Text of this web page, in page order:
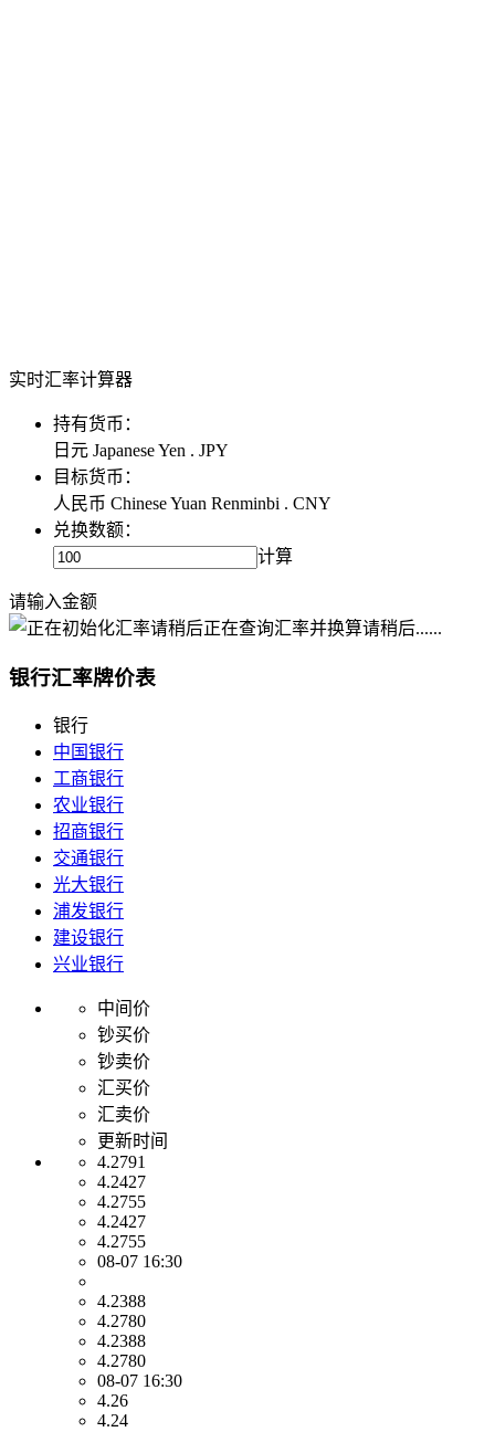
实时汇率计算器
持有货币：
日元 Japanese Yen . JPY
目标货币：
人民币 Chinese Yuan Renminbi . CNY
兑换数额：
计算
请输入金额
正在查询汇率并换算请稍后......
银行汇率牌价表
银行
中国银行
工商银行
农业银行
招商银行
交通银行
光大银行
浦发银行
建设银行
兴业银行
中间价
钞买价
钞卖价
汇买价
汇卖价
更新时间
4.2791
4.2427
4.2755
4.2427
4.2755
08-07 16:30
4.2388
4.2780
4.2388
4.2780
08-07 16:30
4.26
4.24